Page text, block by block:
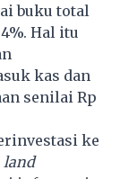
buku total
Hal itu
kas dan
senilai Rp
ke
land